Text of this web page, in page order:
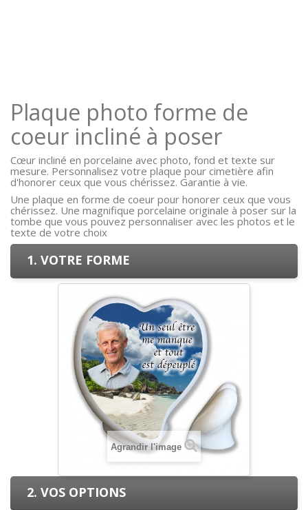
Plaque photo forme de
coeur incliné à poser
Cœur incliné en porcelaine avec photo, fond et texte sur
mesure. Personnalisez votre plaque pour cimetière afin
d'honorer ceux que vous chérissez. Garantie à vie.
Une plaque en forme de coeur pour honorer ceux que vous
chérissez. Une magnifique porcelaine originale à poser sur la
tombe que vous pouvez personnaliser avec les photos et le
texte de votre choix
1. VOTRE FORME
Agrandir l'image
2. VOS OPTIONS